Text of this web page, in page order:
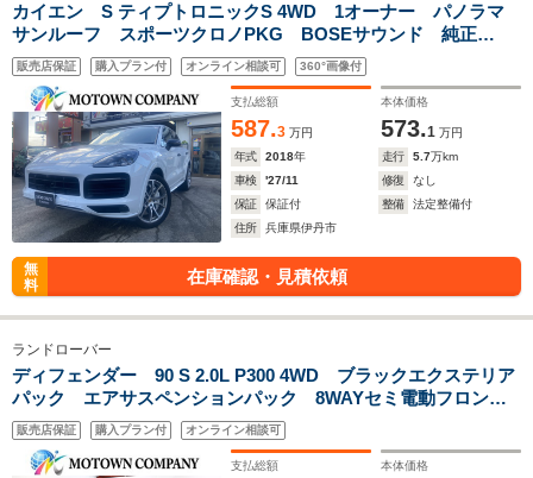
カイエン S ティプトロニックS 4WD 1オーナー パノラマ
サンルーフ スポーツクロノPKG BOSEサウンド 純正
OP21AW ベンチレーター/ベージュレザー 18WAYパワーシ
ート ボディアンダーアーチ同色 エントリードライブ ホワ
イトブレーキキャリパー
販売店保証 購入プラン付 オンライン相談可 360°画像付
支払総額
587.3 万円
本体価格
573.1 万円
年式
2018年 走行 5.7万km
車検
'27/11 修復
なし
保証
保証付 整備
法定整備付
住所
兵庫県伊丹市
無
料
在庫確認・見積依頼
ランドローバー
ディフェンダー 90 S 2.0L P300 4WD ブラックエクステリア
パック エアサスペンションパック 8WAYセミ電動フロント
シート/シートヒーター プライバシーガラス センターコンソ
ール エボニーヘッドライニング スペアーキー有
販売店保証 購入プラン付 オンライン相談可
支払総額 本体価格